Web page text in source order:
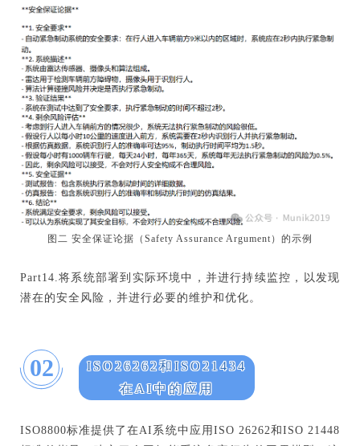
图二 安全保证论据（Safety Assurance Argument）的示例
Part14.将系统部署到实际环境中，并进行持续监控，以发现
潜在的安全风险，并进行必要的维护和优化。
02
ISO26262和ISO21434
在AI中的应用
ISO8800标准提供了在AI系统中应用ISO 26262和ISO 21448